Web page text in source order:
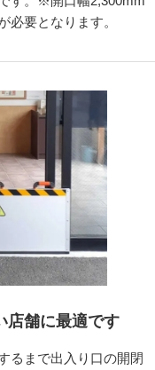
必要となります。
店舗に最適です
るまで出入り口の開閉